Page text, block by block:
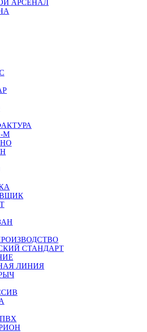
АРСЕНАЛ
М
СТАНДАРТ
ЛИНИЯ